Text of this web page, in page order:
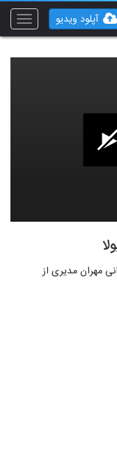
Toggle
آپلود ویدیو
به کارگردانی مهران مدیری از